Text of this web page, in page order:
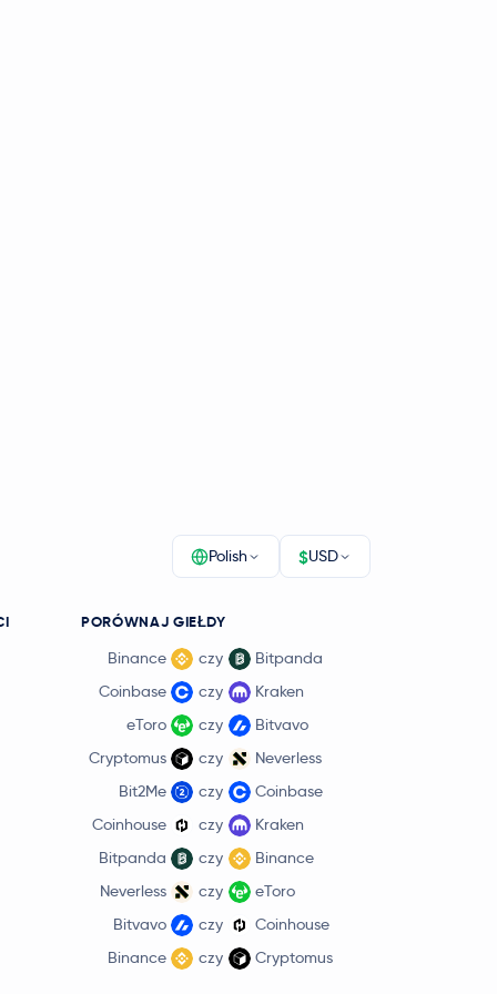
Polish $USD
PORÓWNAJ GIEŁDY
Binance czy
Bitpanda
Coinbase
czy
Kraken
eToro
czy
Bitvavo
Cryptomus
czy
Neverless
Bit2Me
czy
Coinbase
Coinhouse
czy
Kraken
Bitpanda
czy
Binance
Neverless
czy
eToro
Bitvavo
czy
Coinhouse
Binance
czy Cryptomus